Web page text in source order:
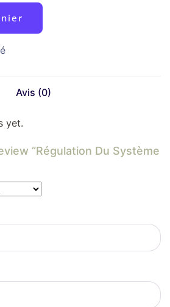
Avis (0)
yet.
“Régulation Du Système